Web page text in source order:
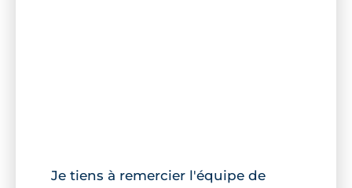
Je tiens à remercier l'équipe de